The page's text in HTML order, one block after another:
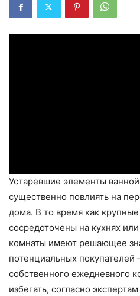
Устаревшие элементы
существенно повлиять на
дома. В то время как
сосредоточены на кухнях
комнаты имеют решающее
потенциальных
собственного ежедневного
избегать, согласно